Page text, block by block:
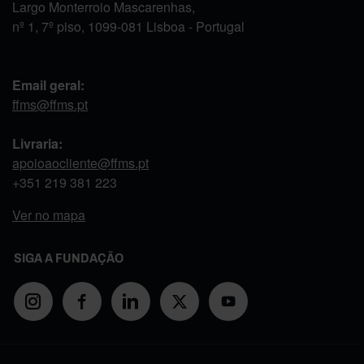
Largo Monterroio Mascarenhas,
nº 1, 7º piso, 1099-081 Lisboa - Portugal
Email geral:
ffms@ffms.pt
Livraria:
apoioaocliente@ffms.pt
+351 219 381 223
Ver no mapa
SIGA A FUNDAÇÃO